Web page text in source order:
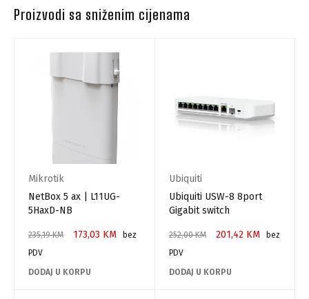
Proizvodi sa sniženim cijenama
Mikrotik
NetBox 5 ax | L11UG-
5HaxD-NB
235,19KM 173,03 KM
bez
PDV
DODAJ U KORPU
Ubiquiti
Ubiquiti USW-8 8port
Gigabit switch
252,00KM 201,42 KM
bez
PDV
DODAJ U KORPU